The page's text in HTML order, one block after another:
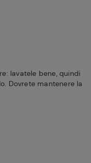
lavatele bene, quindi
Dovrete mantenere la